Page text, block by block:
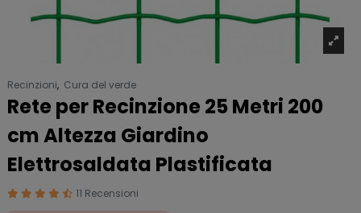
Recinzioni, Cura del verde
Rete per Recinzione 25 Metri 200
cm Altezza Giardino
Elettrosaldata Plastificata
11 Recensioni